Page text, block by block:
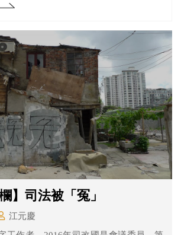
】司法被「冤」
江元慶